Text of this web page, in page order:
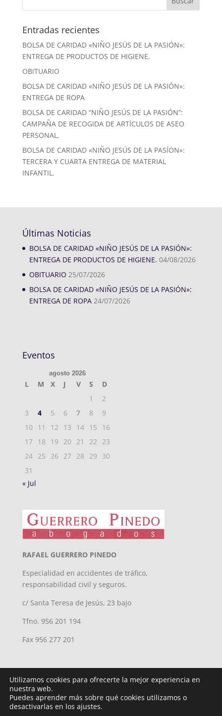
Entradas recientes
BOLSA DE CARIDAD «NIÑO JESÚS DE LA PASIÓN»:
ENTREGA DE PRODUCTOS DE HIGIENE.
OBITUARIO
BOLSA DE CARIDAD «NIÑO JESÚS DE LA PASIÓN»:
ENTREGA DE ROPA
BOLSA DE CARIDAD “NIÑO JESÚS DE LA PASIÓN”:
CAMPAÑA DE RECOGIDA DE ARTÍCULOS DE ASEO
PERSONAL.
BOLSA DE CARIDAD «NIÑO JESÚS DE LA PASÍON»:
TERCERA Y CUARTA ENTREGA DE MATERIAL
INFANTIL.
Últimas Noticias
BOLSA DE CARIDAD «NIÑO JESÚS DE LA PASIÓN»:
ENTREGA DE PRODUCTOS DE HIGIENE. 04/08/2026
OBITUARIO 25/07/2026
BOLSA DE CARIDAD «NIÑO JESÚS DE LA PASIÓN»:
ENTREGA DE ROPA 24/07/2026
Eventos
agosto 2026
L M X J V S
D
1
2
3
4 5 6 7 8
9
10
11 12 13 14 15
16
17
18 19 20 21 22
23
24 25 26 27 28 29
30
31
« Jul
RAFAEL GUERRERO PINEDO
Especialidad en accidentes de tráfico,
responsabilidad civil y seguros.
c/ Santa Teresa de Jesús, 23 bajo
Tfno. 956 201 194
Fax 956 277 201
Utilizamos cookies para ofrecerte la mejor experiencia en
nuestra web.
Puedes aprender más sobre qué cookies utilizamos o
desactivarlas en los ajustes.